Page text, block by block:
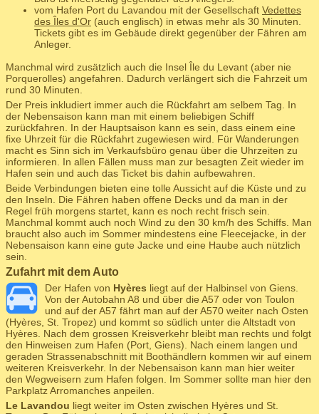
vom Hafen Port du Lavandou mit der Gesellschaft Vedettes
des Îles d'Or (auch englisch) in etwas mehr als 30 Minuten.
Tickets gibt es im Gebäude direkt gegenüber der Fähren am
Anleger.
Manchmal wird zusätzlich auch die Insel Île du Levant (aber nie
Porquerolles) angefahren. Dadurch verlängert sich die Fahrzeit um
rund 30 Minuten.
Der Preis inkludiert immer auch die Rückfahrt am selbem Tag. In
der Nebensaison kann man mit einem beliebigen Schiff
zurückfahren. In der Hauptsaison kann es sein, dass einem eine
fixe Uhrzeit für die Rückfahrt zugewiesen wird. Für Wanderungen
macht es Sinn sich im Verkaufsbüro genau über die Uhrzeiten zu
informieren. In allen Fällen muss man zur besagten Zeit wieder im
Hafen sein und auch das Ticket bis dahin aufbewahren.
Beide Verbindungen bieten eine tolle Aussicht auf die Küste und zu
den Inseln. Die Fähren haben offene Decks und da man in der
Regel früh morgens startet, kann es noch recht frisch sein.
Manchmal kommt auch noch Wind zu den 30 km/h des Schiffs. Man
braucht also auch im Sommer mindestens eine Fleecejacke, in der
Nebensaison kann eine gute Jacke und eine Haube auch nützlich
sein.
Zufahrt mit dem Auto
Der Hafen von Hyères liegt auf der Halbinsel von Giens.
Von der Autobahn A8 und über die A57 oder von Toulon
und auf der A57 fährt man auf der A570 weiter nach Osten
(Hyères, St. Tropez) und kommt so südlich unter die Altstadt von
Hyères. Nach dem grossen Kreisverkehr bleibt man rechts und folgt
den Hinweisen zum Hafen (Port, Giens). Nach einem langen und
geraden Strassenabschnitt mit Boothändlern kommen wir auf einem
weiteren Kreisverkehr. In der Nebensaison kann man hier weiter
den Wegweisern zum Hafen folgen. Im Sommer sollte man hier den
Parkplatz Arromanches anpeilen.
Le Lavandou liegt weiter im Osten zwischen Hyères und St.